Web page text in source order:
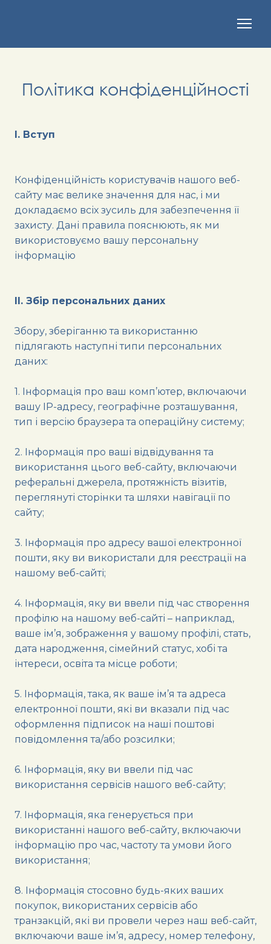
Політика конфіденційності
I. Вступ
Конфіденційність користувачів нашого веб-
сайту має велике значення для нас, і ми
докладаємо всіх зусиль для забезпечення її
захисту. Дані правила пояснюють, як ми
використовуємо вашу персональну
інформацію
II. Збір персональних даних
Збору, зберіганню та використанню
підлягають наступні типи персональних
даних:
1. Інформація про ваш комп’ютер, включаючи
вашу IP-адресу, географічне розташування,
тип і версію браузера та операційну систему;
2. Інформація про ваші відвідування та
використання цього веб-сайту, включаючи
реферальні джерела, протяжність візитів,
переглянуті сторінки та шляхи навігації по
сайту;
3. Інформація про адресу вашої електронної
пошти, яку ви використали для реєстрації на
нашому веб-сайті;
4. Інформація, яку ви ввели під час створення
профілю на нашому веб-сайті – наприклад,
ваше ім’я, зображення у вашому профілі, стать,
дата народження, сімейний статус, хобі та
інтереси, освіта та місце роботи;
5. Інформація, така, як ваше ім’я та адреса
електронної пошти, які ви вказали під час
оформлення підписок на наші поштові
повідомлення та/або розсилки;
6. Інформація, яку ви ввели під час
використання сервісів нашого веб-сайту;
7. Інформація, яка генерується при
використанні нашого веб-сайту, включаючи
інформацію про час, частоту та умови його
використання;
8. Інформація стосовно будь-яких ваших
покупок, використаних сервісів або
транзакцій, які ви провели через наш веб-сайт,
включаючи ваше ім’я, адресу, номер телефону,